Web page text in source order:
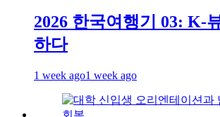
2026 한국여행기 03: K-
하다
1 week ago1 week ago